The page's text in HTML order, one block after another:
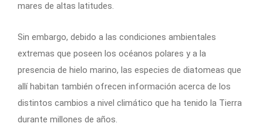
mares de altas latitudes.
Sin embargo, debido a las condiciones ambientales
extremas que poseen los océanos polares y a la
presencia de hielo marino, las especies de diatomeas que
allí habitan también ofrecen información acerca de los
distintos cambios a nivel climático que ha tenido la Tierra
durante millones de años.